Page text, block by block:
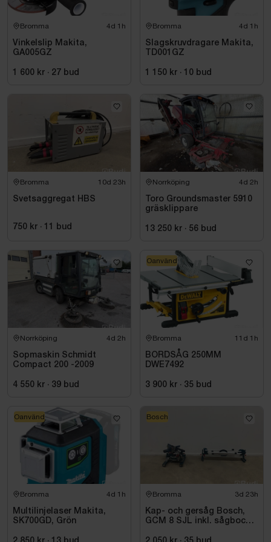
Bromma 4d 1h
Vinkelslip Makita,
GA005GZ
1 600 kr · 27 bud
Bromma 4d 1h
Slagskruvdragare Makita,
TD001GZ
1 150 kr · 10 bud
Bromma 10d 23h
Svetsaggregat HBS
750 kr · 11 bud
Norrköping 4d 2h
Toro Groundsmaster 5910
gräsklippare
13 250 kr · 56 bud
Norrköping 4d 2h
Sopmaskin Schmidt
Compact 200 -2009
4 550 kr · 39 bud
Bromma 11d 1h
BORDSÅG 250MM
DWE7492
3 900 kr · 35 bud
Oanvänd
Bromma 4d 1h
Multilinjelaser Makita,
SK700GD, Grön
Oanvänd
Bromma 3d 23h
Kap- och gersåg Bosch,
GCM 8 SJL inkl. sågbock
Bosch